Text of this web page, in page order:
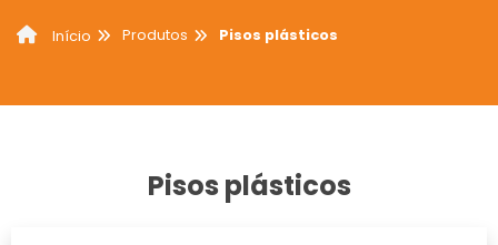
Início Produtos Pisos plásticos
Pisos plásticos